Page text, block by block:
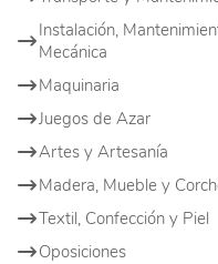
Instalación,
Mecánica
Maquinaria
Juegos de Azar
Artes y Artesanía
Madera, Mueble y
Textil, Confección y Piel
Oposiciones